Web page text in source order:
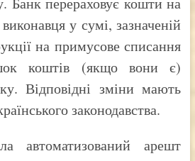
у сумі, зазначеній
на примусове списання
коштів (якщо вони є)
Відповідні зміни мають
законодавства.